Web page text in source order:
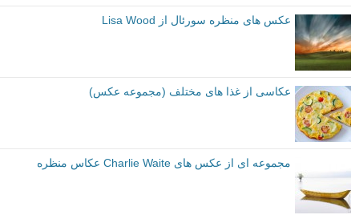
عکس های منظره سورئال از Lisa Wood
عکاسی از غذا های مختلف (مجموعه عکس)
مجموعه ای از عکس های Charlie Waite عکاس منظره